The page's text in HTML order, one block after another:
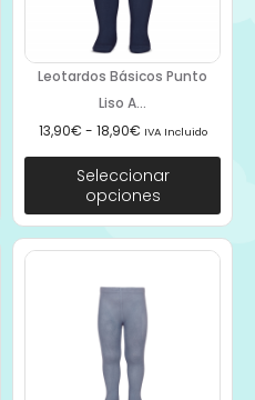
Leotardos Básicos Punto
Liso A...
13,90€ - 18,90€ IVA Incluido
Seleccionar
opciones